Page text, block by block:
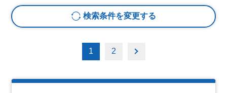
検索条件を変更する
1 2